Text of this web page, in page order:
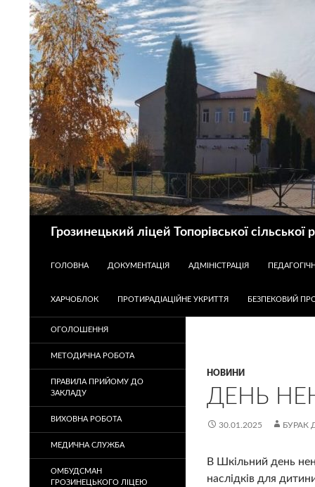
Грозинецький ліцей Топорівської сільської
ГОЛОВНА
ДОКУМЕНТАЦІЯ АДМІНІСТРАЦІЯ
ХАРЧОБЛОК ПРОТИРАДІАЦІЙНЕ УКРИТТЯ БЕЗПЕКОВИЙ
НОВИНИ
ДЕНЬ
30.01.2025 БУРАК
В Шкільний день
наслідків для
ОГОЛОШЕННЯ
МЕТОДИЧНА РОБОТА
ПРАВИЛА ПРИЙОМУ ДО
ЗАКЛАДУ
ВИХОВНА РОБОТА
МЕДИЧНА СЛУЖБА
ОМБУДСМАН
ГРОЗИНЕЦЬКОГО ЛІЦЕЮ